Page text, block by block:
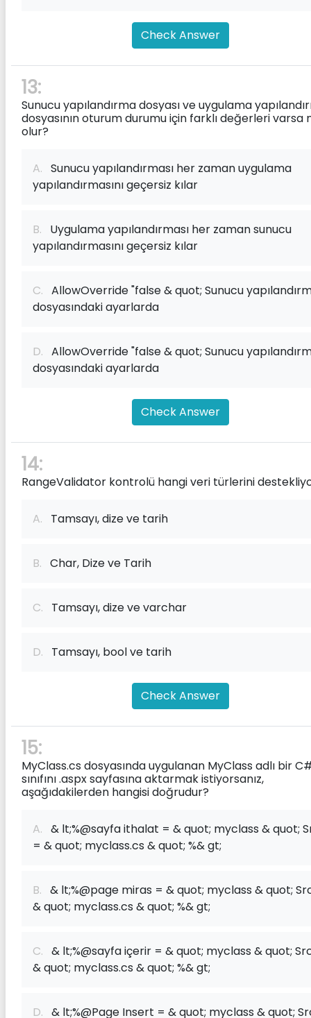
Check Answer
13:
Sunucu yapılandırma dosyası ve uygulama
dosyasının oturum durumu için farklı değerleri varsa
olur?
A. Sunucu yapılandırması her zaman uygulama
yapılandırmasını geçersiz kılar
B. Uygulama yapılandırması her zaman sunucu
yapılandırmasını geçersiz kılar
C. AllowOverride "false & quot; Sunucu
dosyasındaki ayarlarda
D. AllowOverride "false & quot; Sunucu
dosyasındaki ayarlarda
Check Answer
14:
RangeValidator kontrolü hangi veri türlerini
A. Tamsayı, dize ve tarih
B. Char, Dize ve Tarih
C. Tamsayı, dize ve varchar
D. Tamsayı, bool ve tarih
Check Answer
15:
MyClass.cs dosyasında uygulanan MyClass adlı bir
sınıfını .aspx sayfasına aktarmak istiyorsanız,
aşağıdakilerden hangisi doğrudur?
A. & lt;%@sayfa ithalat = & quot; myclass & quot;
= & quot; myclass.cs & quot; %& gt;
B. & lt;%@page miras = & quot; myclass & quot;
& quot; myclass.cs & quot; %& gt;
C. & lt;%@sayfa içerir = & quot; myclass & quot;
& quot; myclass.cs & quot; %& gt;
D. & lt;%@Page Insert = & quot; myclass & quot;